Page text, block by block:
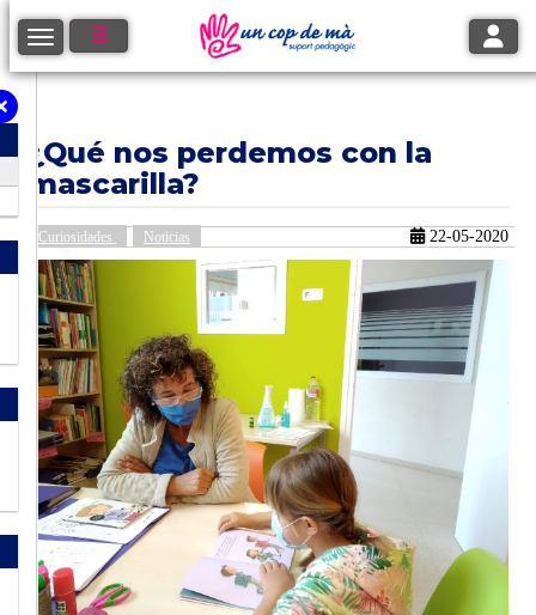
Toggle navigation
¿Qué nos perdemos con la
mascarilla?
Curiosidades Noticias 22-05-2020